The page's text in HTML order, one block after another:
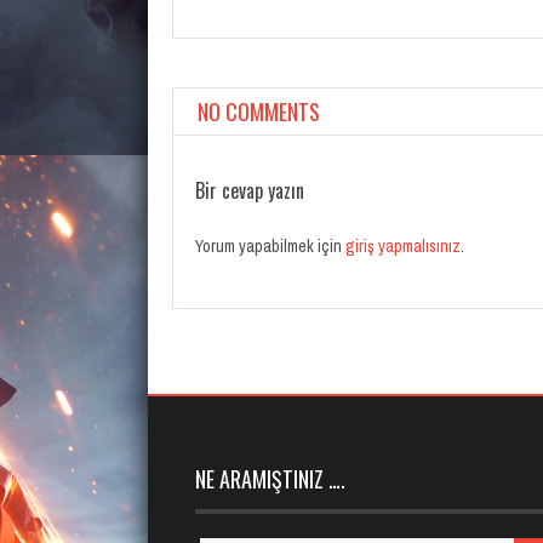
NO COMMENTS
Bir cevap yazın
Yorum yapabilmek için giriş yapmalısınız.
NE ARAMIŞTINIZ ….